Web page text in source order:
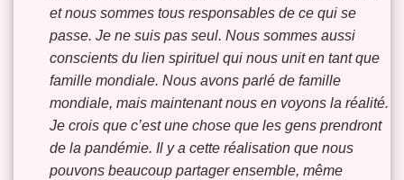
et nous sommes tous responsables de ce qui se
passe. Je ne suis pas seul. Nous sommes aussi
conscients du lien spirituel qui nous unit en tant que
famille mondiale. Nous avons parlé de famille
mondiale, mais maintenant nous en voyons la réalité.
Je crois que c’est une chose que les gens prendront
de la pandémie. Il y a cette réalisation que nous
pouvons beaucoup partager ensemble, même